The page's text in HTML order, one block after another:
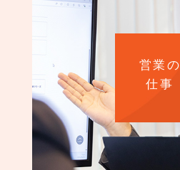
営業の
仕事